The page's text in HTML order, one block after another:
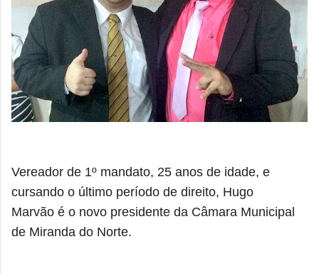
Vereador de 1º mandato, 25 anos de idade, e
cursando o último período de direito, Hugo
Marvão é o novo presidente da Câmara Municipal
de Miranda do Norte.